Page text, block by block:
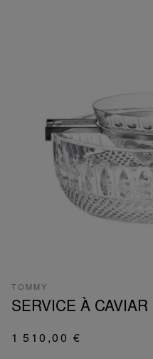
TOMMY
SERVICE À CAVIAR
1 510,00 €